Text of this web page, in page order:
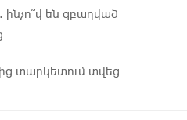
են զբաղված
տարկետում տվեց